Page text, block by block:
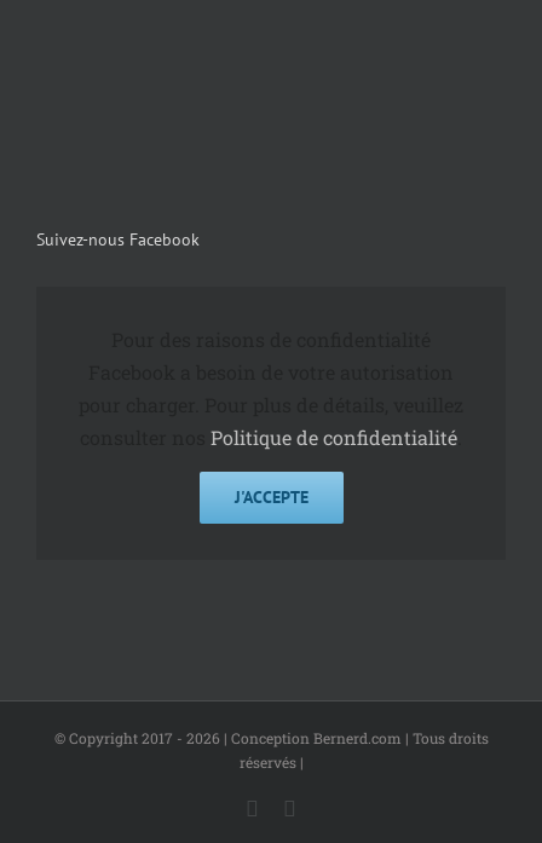
Suivez-nous Facebook
Politique de confidentialité
J'ACCEPTE
© Copyright 2017 - 2026 | Conception Bernerd.com | Tous droits
réservés |
LinkedIn